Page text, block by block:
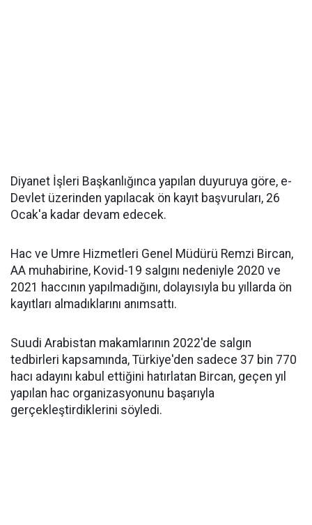
Diyanet İşleri Başkanlığınca yapılan duyuruya göre, e-
Devlet üzerinden yapılacak ön kayıt başvuruları, 26
Ocak'a kadar devam edecek.
Hac ve Umre Hizmetleri Genel Müdürü Remzi Bircan,
AA muhabirine, Kovid-19 salgını nedeniyle 2020 ve
2021 haccının yapılmadığını, dolayısıyla bu yıllarda ön
kayıtları almadıklarını anımsattı.
Suudi Arabistan makamlarının 2022'de salgın
tedbirleri kapsamında, Türkiye'den sadece 37 bin 770
hacı adayını kabul ettiğini hatırlatan Bircan, geçen yıl
yapılan hac organizasyonunu başarıyla
gerçekleştirdiklerini söyledi.